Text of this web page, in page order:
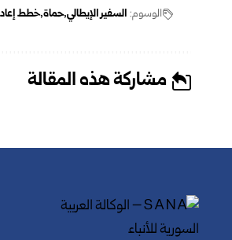
الوسوم: السفير الإيطالي حماة خطط
مشاركة هذه المقالة